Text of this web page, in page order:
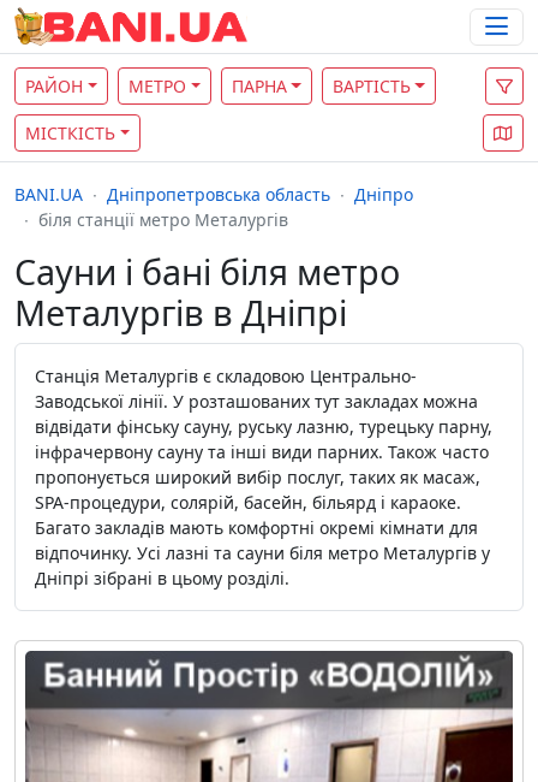
РАЙОН МЕТРО ПАРНА ВАРТІСТЬ
МІСТКІСТЬ
BANI.UA Дніпропетровська область
Дніпро
біля станції метро Металургів
Сауни і бані біля метро
Металургів в Дніпрі
Станція Металургів є складовою Центрально-
Заводської лінії. У розташованих тут закладах можна
відвідати фінську сауну, руську лазню, турецьку парну,
інфрачервону сауну та інші види парних. Також часто
пропонується широкий вибір послуг, таких як масаж,
SPA-процедури, солярій, басейн, більярд і караоке.
Багато закладів мають комфортні окремі кімнати для
відпочинку. Усі лазні та сауни біля метро Металургів у
Дніпрі зібрані в цьому розділі.